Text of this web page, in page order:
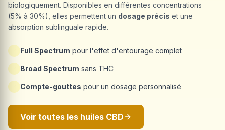
biologiquement. Disponibles en différentes concentrations
(5% à 30%), elles permettent un dosage précis et une
absorption sublinguale rapide.
Full Spectrum pour l'effet d'entourage complet
Broad Spectrum sans THC
Compte-gouttes pour un dosage personnalisé
Voir toutes les huiles CBD